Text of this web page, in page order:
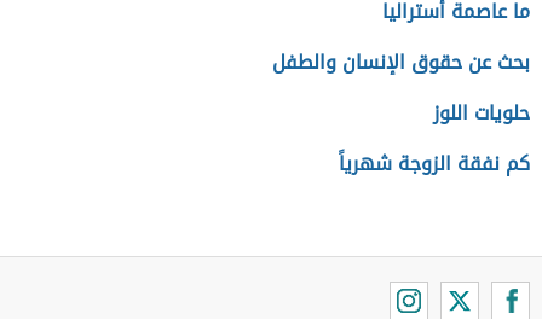
ما عاصمة أستراليا
بحث عن حقوق الإنسان والطفل
حلويات اللوز
كم نفقة الزوجة شهرياً